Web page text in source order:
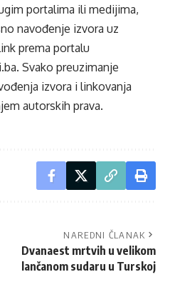
portalima ili medijima,
navođenje izvora uz
prema portalu
. Svako preuzimanje
izvora i linkovanja
autorskih prava.
NAREDNI ČLANAK
Dvanaest mrtvih u velikom
lančanom sudaru u Turskoj